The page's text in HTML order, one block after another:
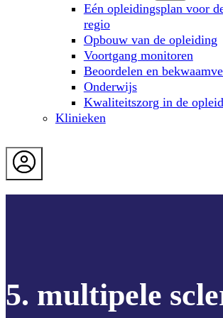
Eén opleidingsplan voor
regio
Opbouw van de opleiding
Voortgang monitoren
Beoordelen en
Onderwijs
Kwaliteitszorg in de
Klinieken
5. multipele